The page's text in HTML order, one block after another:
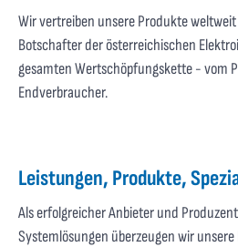
Wir vertreiben unsere Produkte
Botschafter der österreichischen
gesamten Wertschöpfungskette - vom
Endverbraucher.
Leistungen, Produkte,
Als erfolgreicher Anbieter und
Systemlösungen überzeugen wir